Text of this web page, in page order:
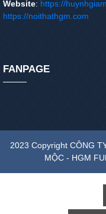
Website: https://
https://noithathgm.com
FANPAGE
2023 Copyright CÔNG
MỘC - HGM